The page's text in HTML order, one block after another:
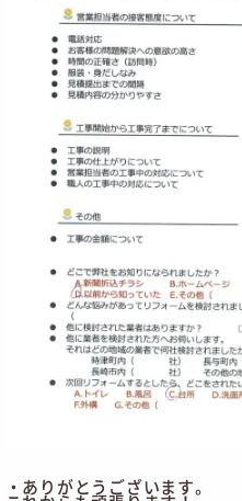
・ありがとうございます。